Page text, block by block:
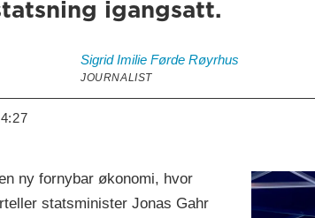
igangsatt.
Sigrid Imilie Førde Røyrhus
JOURNALIST
ny fornybar økonomi, hvor
statsminister Jonas Gahr